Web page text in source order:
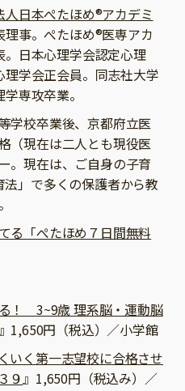
1歳
3歳
年長
小学2年生
小学4年生
小学6年生
人日本ぺたほめ®アカデミ
理事。ぺたほめ®医専アカ
。日本心理学会認定心理
理学会正会員。同志社大学
専攻卒業。
学校卒業後、京都府立医
（現在は二人とも現役医
。現在は、ご自身の子育
」で多くの保護者から教
る「ぺたほめ７日間無料
！ 3~9歳 理系脳・運動脳
1,650円（税込）／小学館
いく第一志望校に合格させ
９』1,650円（税込み）／